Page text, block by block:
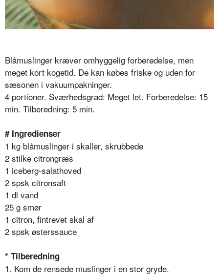
Blåmuslinger kræver omhyggelig forberedelse, men
meget kort kogetid. De kan købes friske og uden for
sæsonen i vakuumpakninger.
4 portioner. Sværhedsgrad: Meget let. Forberedelse: 15
min. Tilberedning: 5 min.
# Ingredienser
1 kg blåmuslinger i skaller, skrubbede
2 stilke citrongræs
1 iceberg-salathoved
2 spsk citronsaft
1 dl vand
25 g smør
1 citron, fintrevet skal af
2 spsk østerssauce
* Tilberedning
1. Kom de rensede muslinger i en stor gryde.